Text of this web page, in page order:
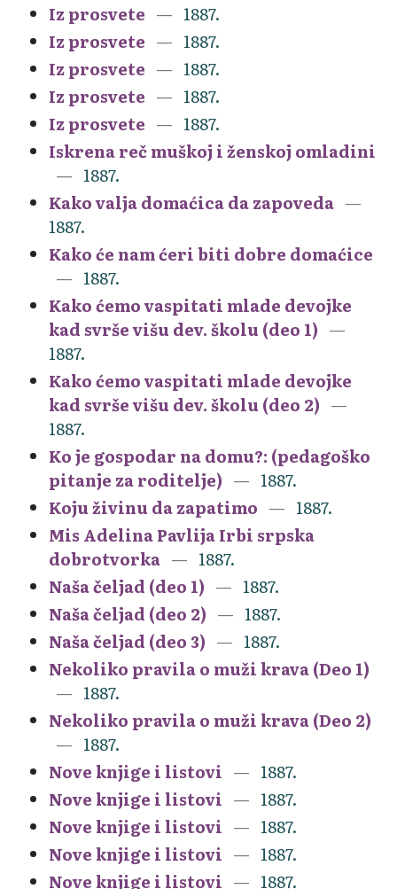
Iz prosvete
1887.
Iz prosvete
1887.
Iz prosvete
1887.
Iz prosvete
1887.
Iz prosvete
1887.
Iskrena reč muškoj i ženskoj omladini
1887.
Kako valja domaćica da zapoveda
1887.
Kako će nam ćeri biti dobre domaćice
1887.
Kako ćemo vaspitati mlade devojke
kad svrše višu dev. školu (deo 1)
1887.
Kako ćemo vaspitati mlade devojke
kad svrše višu dev. školu (deo 2)
1887.
Ko je gospodar na domu?: (pedagoško
pitanje za roditelje)
1887.
Koju živinu da zapatimo
1887.
Mis Adelina Pavlija Irbi srpska
dobrotvorka
1887.
Naša čeljad (deo 1)
1887.
Naša čeljad (deo 2)
1887.
Naša čeljad (deo 3)
1887.
Nekoliko pravila o muži krava (Deo 1)
1887.
Nekoliko pravila o muži krava (Deo 2)
1887.
Nove knjige i listovi
1887.
Nove knjige i listovi
1887.
Nove knjige i listovi
1887.
Nove knjige i listovi
1887.
Nove knjige i listovi
1887.